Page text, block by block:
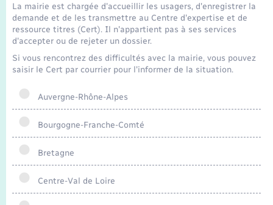
Sécurité - Prévention
Seniors
Voirie et espace public
La mairie est chargée d'accueillir les usagers, d'enregistrer la
demande et de les transmettre au Centre d'expertise et de
ressource titres (Cert). Il n'appartient pas à ses services
d'accepter ou de rejeter un dossier.
Si vous rencontrez des difficultés avec la mairie, vous pouvez
saisir le Cert par courrier pour l'informer de la situation.
Auvergne-Rhône-Alpes
Bourgogne-Franche-Comté
Bretagne
Centre-Val de Loire